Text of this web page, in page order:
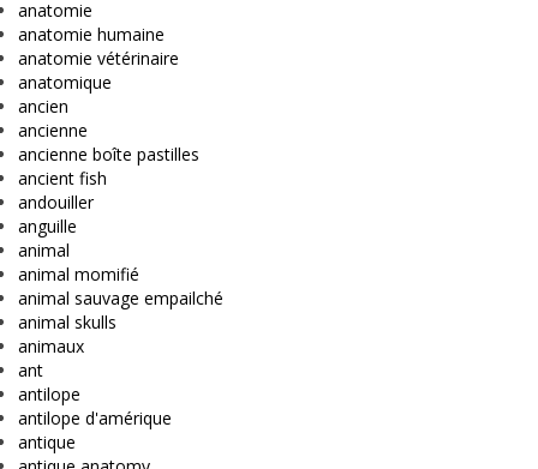
anatomie
anatomie humaine
anatomie vétérinaire
anatomique
ancien
ancienne
ancienne boîte pastilles
ancient fish
andouiller
anguille
animal
animal momifié
animal sauvage empailché
animal skulls
animaux
ant
antilope
antilope d'amérique
antique